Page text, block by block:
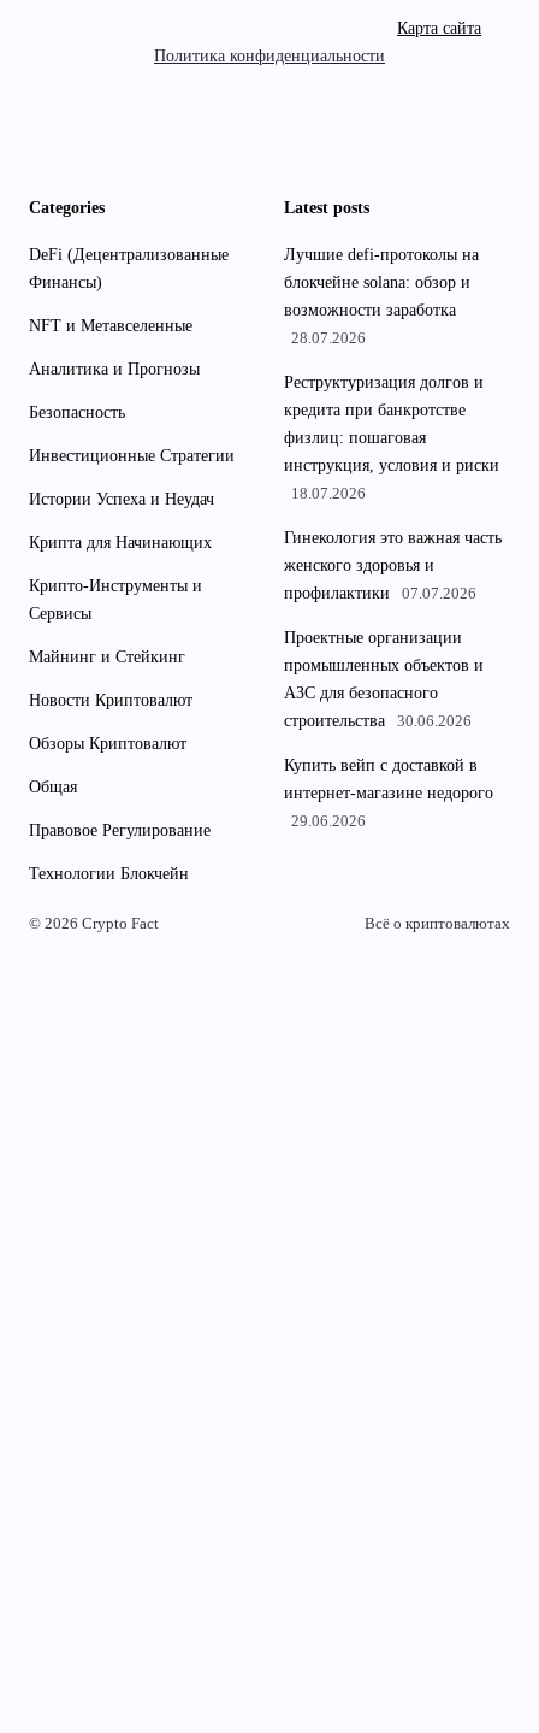
Карта сайта
Политика конфиденциальности
Categories
DeFi (Децентрализованные
Финансы)
NFT и Метавселенные
Аналитика и Прогнозы
Безопасность
Инвестиционные Стратегии
Истории Успеха и Неудач
Крипта для Начинающих
Крипто-Инструменты и
Сервисы
Майнинг и Стейкинг
Новости Криптовалют
Обзоры Криптовалют
Общая
Правовое Регулирование
Технологии Блокчейн
Latest posts
Лучшие defi-протоколы на
блокчейне solana: обзор и
возможности заработка
28.07.2026
Реструктуризация долгов и
кредита при банкротстве
физлиц: пошаговая
инструкция, условия и риски
18.07.2026
Гинекология это важная часть
женского здоровья и
профилактики
07.07.2026
Проектные организации
промышленных объектов и
АЗС для безопасного
строительства
30.06.2026
Купить вейп с доставкой в
интернет-магазине недорого
29.06.2026
© 2026 Crypto Fact Всё о криптовалютах